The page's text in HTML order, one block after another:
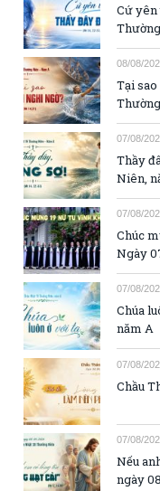
Cứ yên
08/08/
Tại sao
07/08/
Thầy
Niên,
07/08/
Chúc
Ngày
07/08/
Chúa
năm A
07/08/
Chầu
07/08/
Nếu
ngày